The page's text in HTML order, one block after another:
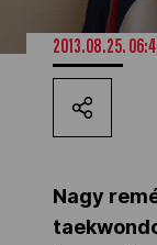
MOB
NOB
2013.08.25.
Nagy